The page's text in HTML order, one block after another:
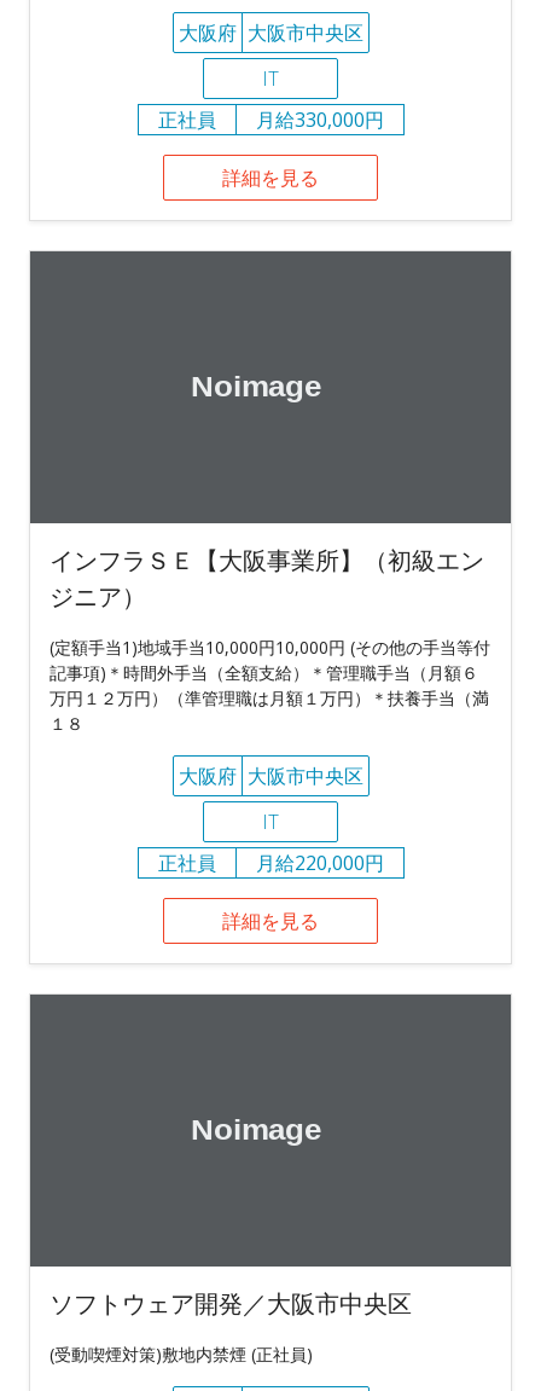
大阪府 大阪市中央区
IT
正社員
月給330,000円
詳細を見る
インフラＳＥ【大阪事業所】（初級エン
ジニア）
(定額手当1)地域手当10,000円10,000円 (その他の手当等付
記事項)＊時間外手当（全額支給）＊管理職手当（月額６
万円１２万円）（準管理職は月額１万円）＊扶養手当（満
１８
大阪府 大阪市中央区
IT
正社員
月給220,000円
詳細を見る
ソフトウェア開発／大阪市中央区
(受動喫煙対策)敷地内禁煙 (正社員)